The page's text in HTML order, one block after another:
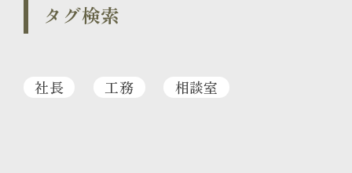
タグ検索
社長 工務 相談室